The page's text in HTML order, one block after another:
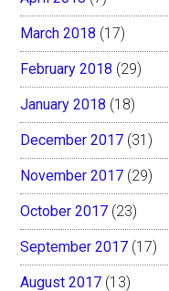
March 2018 (17)
February 2018 (29)
January 2018 (18)
December 2017 (31)
November 2017 (29)
October 2017 (23)
September 2017 (17)
August 2017 (13)